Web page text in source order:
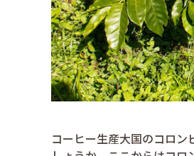
コーヒー生産大国のコロ